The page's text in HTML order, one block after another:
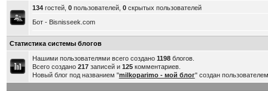
134гостей, 0пользователей, 0скрытых пользователей
Бот - Bisnisseek.com
Статистика системы блогов
Нашими пользователями всего создано 1198блогов.
Всего создано 217записей и 125комментариев.
Новый блог под названием "milkoparimo - мой блог" создан